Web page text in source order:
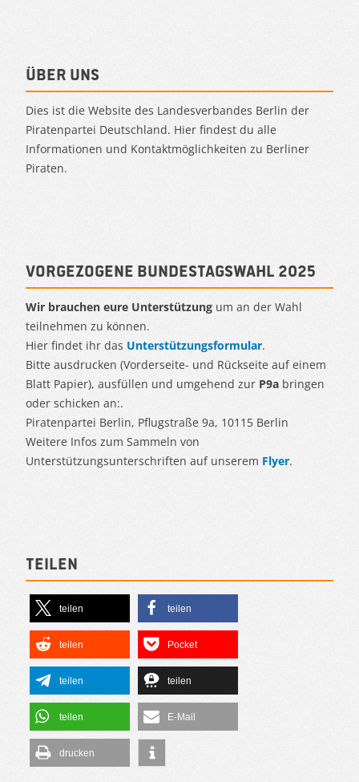
Über uns
Dies ist die Website des Landesverbandes Berlin der
Piratenpartei Deutschland. Hier findest du alle
Informationen und Kontaktmöglichkeiten zu Berliner
Piraten.
Vorgezogene Bundestagswahl 2025
Wir brauchen eure Unterstützung um an der Wahl
teilnehmen zu können.
Hier findet ihr das Unterstützungsformular.
Bitte ausdrucken (Vorderseite- und Rückseite auf einem
Blatt Papier), ausfüllen und umgehend zur P9a bringen
oder schicken an:.
Piratenpartei Berlin, Pflugstraße 9a, 10115 Berlin
Weitere Infos zum Sammeln von
Unterstützungsunterschriften auf unserem Flyer.
Teilen
teilen teilen
teilen Pocket
teilen teilen
teilen E-Mail
drucken